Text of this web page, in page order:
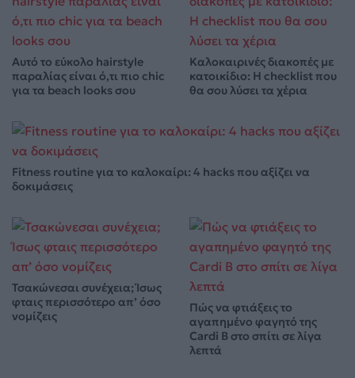
Αυτό το εύκολο hairstyle
παραλίας είναι ό,τι πιο chic
για τα beach looks σου
Καλοκαιρινές διακοπές με
κατοικίδιο: Η checklist που
θα σου λύσει τα χέρια
Fitness routine για το καλοκαίρι: 4 hacks που αξίζει να
δοκιμάσεις
Τσακώνεσαι συνέχεια; Ίσως
φταις περισσότερο απ’ όσο
νομίζεις
Πώς να φτιάξεις το
αγαπημένο φαγητό της
Cardi B στο σπίτι σε λίγα
λεπτά